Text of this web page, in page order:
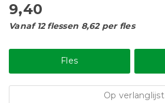
9,40
Vanaf 12 flessen 8,62 per fles
Fles
Op verlanglijst